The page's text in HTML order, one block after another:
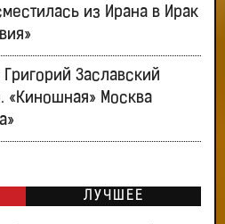
из Ирана в Ирак
Заславский
«Киношная» Москва
ЛУЧШЕЕ